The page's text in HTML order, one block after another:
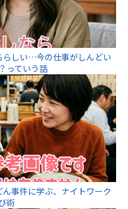
らしい…今の仕事がしんどい
っていう話
事件に学ぶ、ナイトワーク
術